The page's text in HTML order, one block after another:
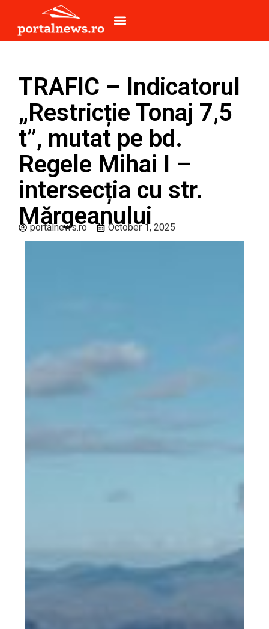
TRAFIC – Indicatorul
„Restricție Tonaj 7,5
t”, mutat pe bd.
Regele Mihai I –
intersecția cu str.
Mărgeanului
portalnews.ro October 1, 2025